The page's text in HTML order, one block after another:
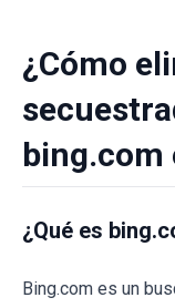
¿Cómo
bing.com
¿Qué es
Bing.com es un